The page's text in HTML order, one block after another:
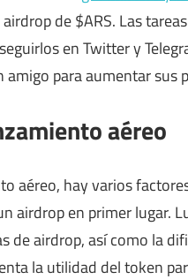
de $ARS. Las
en Twitter y
para aumentar sus
aéreo
aéreo, hay varios
airdrop en primer lugar.
de airdrop, así como la
la utilidad del token